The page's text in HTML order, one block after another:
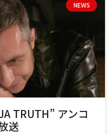
NEWS
TRUTH” アンコ
送